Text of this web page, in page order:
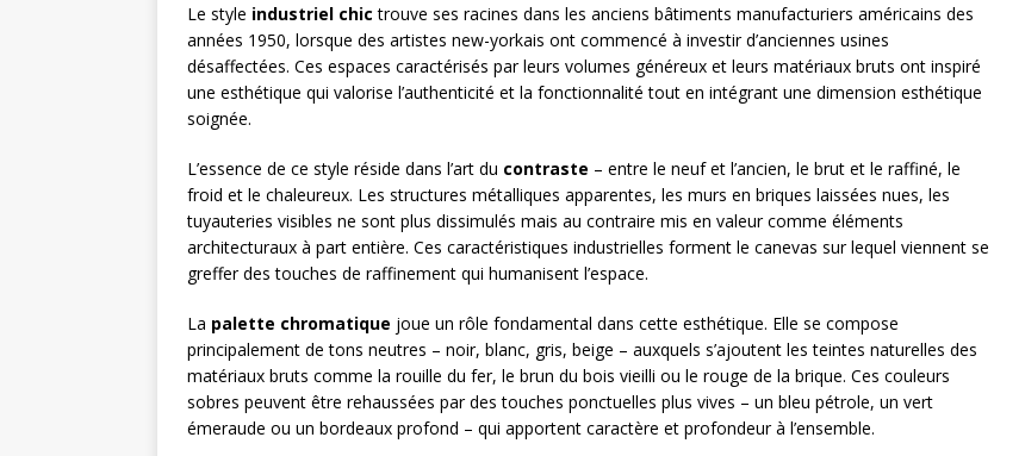
Le style industriel chic trouve ses racines dans les anciens bâtiments manufacturiers américains des
années 1950, lorsque des artistes new-yorkais ont commencé à investir d’anciennes usines
désaffectées. Ces espaces caractérisés par leurs volumes généreux et leurs matériaux bruts ont inspiré
une esthétique qui valorise l’authenticité et la fonctionnalité tout en intégrant une dimension esthétique
soignée.
L’essence de ce style réside dans l’art du contraste – entre le neuf et l’ancien, le brut et le raffiné, le
froid et le chaleureux. Les structures métalliques apparentes, les murs en briques laissées nues, les
tuyauteries visibles ne sont plus dissimulés mais au contraire mis en valeur comme éléments
architecturaux à part entière. Ces caractéristiques industrielles forment le canevas sur lequel viennent se
greffer des touches de raffinement qui humanisent l’espace.
La palette chromatique joue un rôle fondamental dans cette esthétique. Elle se compose
principalement de tons neutres – noir, blanc, gris, beige – auxquels s’ajoutent les teintes naturelles des
matériaux bruts comme la rouille du fer, le brun du bois vieilli ou le rouge de la brique. Ces couleurs
sobres peuvent être rehaussées par des touches ponctuelles plus vives – un bleu pétrole, un vert
émeraude ou un bordeaux profond – qui apportent caractère et profondeur à l’ensemble.